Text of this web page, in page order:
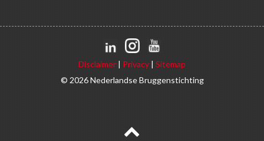
Disclaimer | Privacy | Sitemap
© 2026 Nederlandse Bruggenstichting